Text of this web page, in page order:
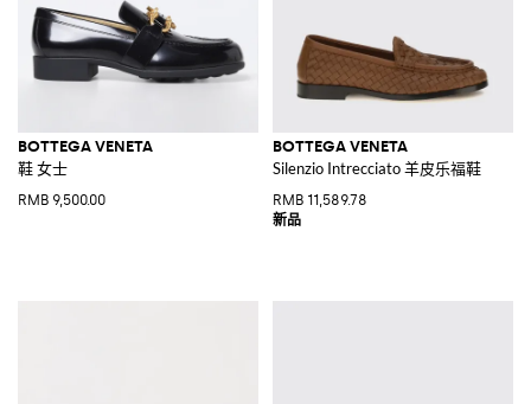
BOTTEGA VENETA
鞋 女士
RMB 9,500.00
BOTTEGA VENETA
Silenzio Intrecciato 羊皮乐福鞋
RMB 11,589.78